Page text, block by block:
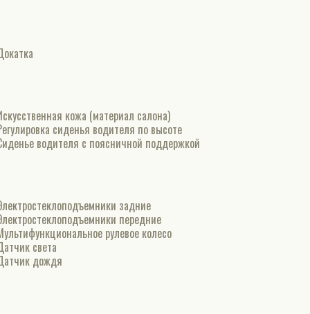
кожа (материал салона)
сиденья водителя по высоте
водителя с поясничной поддержкой
задние
передние
рулевое колесо
света
дождя